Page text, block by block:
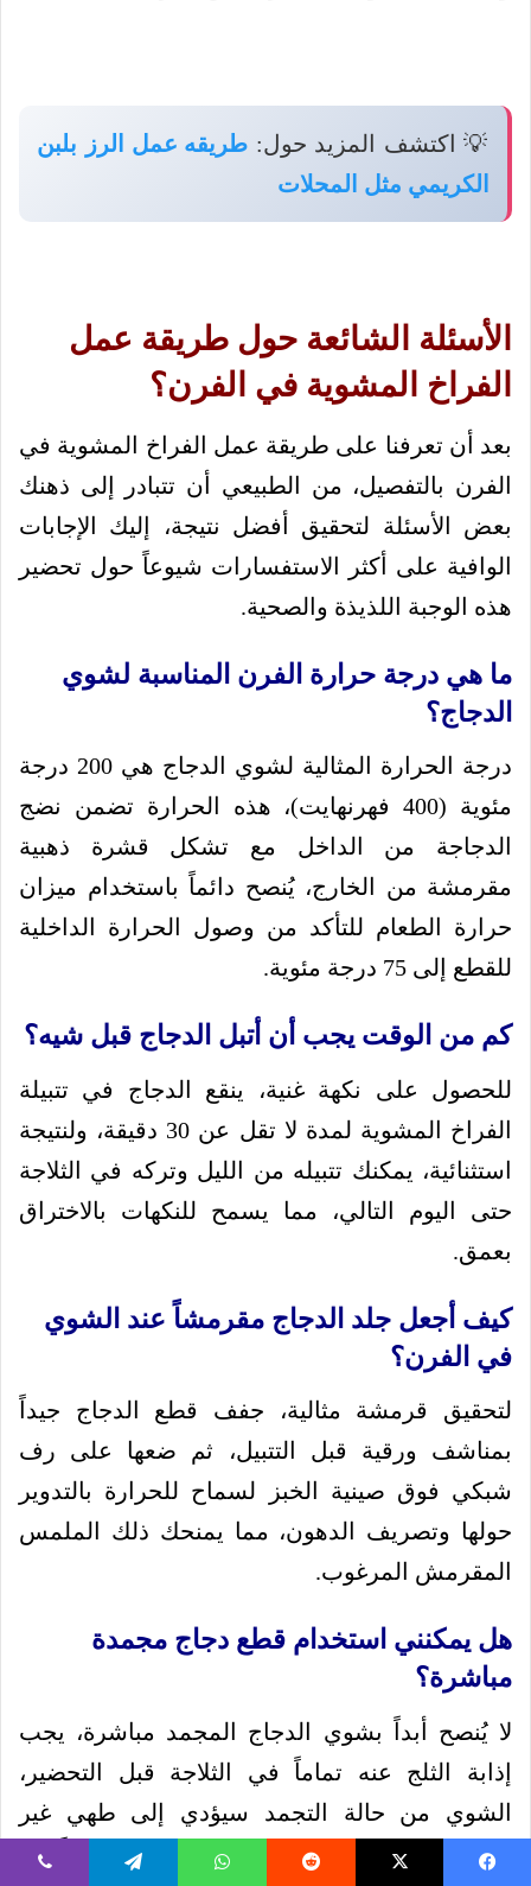
💡 اكتشف المزيد حول: طريقه عمل الرز بلبن
الكريمي مثل المحلات
الأسئلة الشائعة حول طريقة عمل
الفراخ المشوية في الفرن؟
بعد أن تعرفنا على طريقة عمل الفراخ المشوية في
الفرن بالتفصيل، من الطبيعي أن تتبادر إلى ذهنك
بعض الأسئلة لتحقيق أفضل نتيجة، إليك الإجابات
الوافية على أكثر الاستفسارات شيوعاً حول تحضير
هذه الوجبة اللذيذة والصحية.
ما هي درجة حرارة الفرن المناسبة لشوي
الدجاج؟
درجة الحرارة المثالية لشوي الدجاج هي 200 درجة
مئوية (400 فهرنهايت)، هذه الحرارة تضمن نضج
الدجاجة من الداخل مع تشكل قشرة ذهبية
مقرمشة من الخارج، يُنصح دائماً باستخدام ميزان
حرارة الطعام للتأكد من وصول الحرارة الداخلية
للقطع إلى 75 درجة مئوية.
كم من الوقت يجب أن أتبل الدجاج قبل شيه؟
للحصول على نكهة غنية، ينقع الدجاج في تتبيلة
الفراخ المشوية لمدة لا تقل عن 30 دقيقة، ولنتيجة
استثنائية، يمكنك تتبيله من الليل وتركه في الثلاجة
حتى اليوم التالي، مما يسمح للنكهات بالاختراق
بعمق.
كيف أجعل جلد الدجاج مقرمشاً عند الشوي
في الفرن؟
لتحقيق قرمشة مثالية، جفف قطع الدجاج جيداً
بمناشف ورقية قبل التتبيل، ثم ضعها على رف
شبكي فوق صينية الخبز لسماح للحرارة بالتدوير
حولها وتصريف الدهون، مما يمنحك ذلك الملمس
المقرمش المرغوب.
هل يمكنني استخدام قطع دجاج مجمدة
مباشرة؟
لا يُنصح أبداً بشوي الدجاج المجمد مباشرة، يجب
إذابة الثلج عنه تماماً في الثلاجة قبل التحضير،
الشوي من حالة التجمد سيؤدي إلى طهي غير
متساوٍ، حيث ينضج الخارج بينما يبقى الداخل نيئاً.